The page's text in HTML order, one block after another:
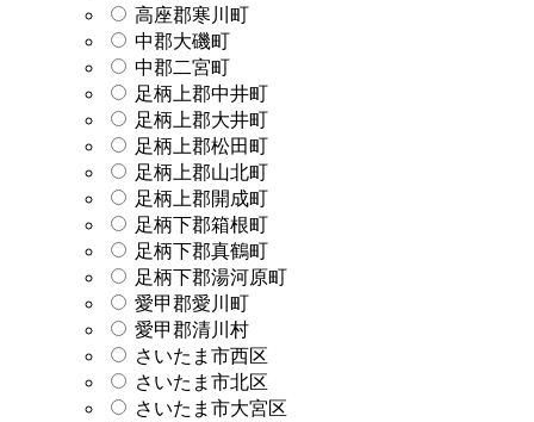
高座郡寒川町
中郡大磯町
中郡二宮町
足柄上郡中井町
足柄上郡大井町
足柄上郡松田町
足柄上郡山北町
足柄上郡開成町
足柄下郡箱根町
足柄下郡真鶴町
足柄下郡湯河原町
愛甲郡愛川町
愛甲郡清川村
さいたま市西区
さいたま市北区
さいたま市大宮区